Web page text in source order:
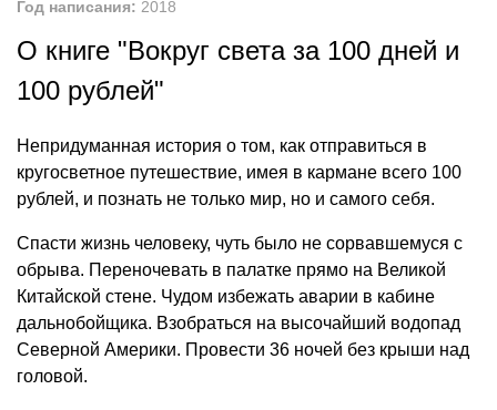
Год написания: 2018
О книге "Вокруг света за 100 дней и
100 рублей"
Непридуманная история о том, как отправиться в
кругосветное путешествие, имея в кармане всего 100
рублей, и познать не только мир, но и самого себя.
Спасти жизнь человеку, чуть было не сорвавшемуся с
обрыва. Переночевать в палатке прямо на Великой
Китайской стене. Чудом избежать аварии в кабине
дальнобойщика. Взобраться на высочайший водопад
Северной Америки. Провести 36 ночей без крыши над
головой.